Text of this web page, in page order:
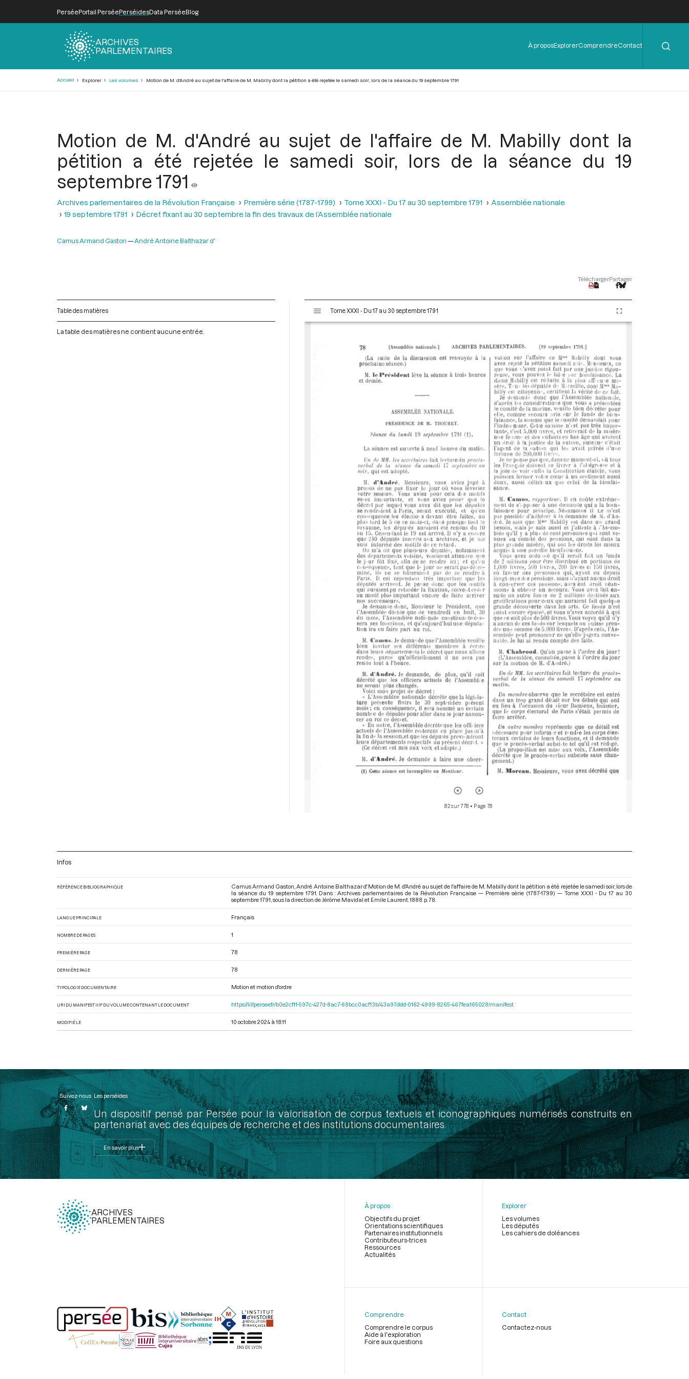
PerséePortail PerséePerséidesData PerséeBlog
ARCHIVES
PARLEMENTAIRES
Menu
de
À proposExplorerComprendreContact
Accueil Explorer Les volumes Motion de M. d'André au sujet de l'affaire de M. Mabilly dont la pétition a été rejetée le samedi soir, lors de la séance du 19 septembre 1791
Motion de M. d'André au sujet de l'affaire de M. Mabilly dont la
pétition a été rejetée le samedi soir, lors de la séance du 19
septembre 1791
Archives parlementaires de la Révolution Française Première série (1787-1799) Tome XXXI - Du 17 au 30 septembre 1791
Assemblée nationale
19 septembre 1791
Décret fixant au 30 septembre la fin des travaux de l’Assemblée nationale
Camus Armand Gaston André Antoine Balthazar d'
TéléchargerPartager
Table des matières
La table des matières ne contient aucune entrée.
s
Tome XXXI - Du 17 au 30 septembre 1791
82 sur 778 • Page 78
Infos
RÉFÉRENCE BIBLIOGRAPHIQUE
Camus Armand Gaston, André Antoine Balthazar d'. Motion de M. d'André au sujet de l'affaire de M. Mabilly dont la pétition a été rejetée le samedi soir, lors de
la séance du 19 septembre 1791. Dans : Archives parlementaires de la Révolution Française — Première série (1787-1799) — Tome XXXI - Du 17 au 30
septembre 1791 , sous la direction de Jérôme Mavidal et Emile Laurent. 1888. p. 78.
LANGUE PRINCIPALE Français
NOMBRE DE PAGES 1
PREMIÈRE PAGE 78
DERNIÈRE PAGE 78
TYPOLOGIE DOCUMENTAIRE Motion et motion d'ordre
URI DU MANIFEST IIIF DU VOLUME CONTENANT LE DOCUMENT https://iiif.persee.fr/b0e2cf11-597c-427d-8ac7-68bcc0acf13b/43a97ddd-0162-4999-8265-467fea165028/manifest
MODIFIÉ LE 10 octobre 2024 à 18:11
Suivez-nous Les perséides
Un dispositif pensé par Persée pour la valorisation de corpus textuels et iconographiques numérisés construits en
partenariat avec des équipes de recherche et des institutions documentaires.
En savoir plus
ARCHIVES
PARLEMENTAIRES
page
À propos
Objectifs du projet
Orientations scientifiques
Partenaires institutionnels
Contributeurs-trices
Ressources
Actualités
Explorer
Les volumes
Les députés
Les cahiers de doléances
Comprendre
Comprendre le corpus
Aide à l'exploration
Foire aux questions
Contact
Contactez-nous